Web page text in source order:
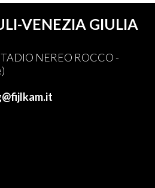
VENEZIA GIULIA
NEREO ROCCO -